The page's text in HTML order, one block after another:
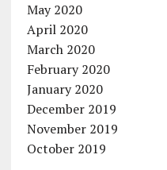
May 2020
April 2020
March 2020
February 2020
January 2020
December 2019
November 2019
October 2019